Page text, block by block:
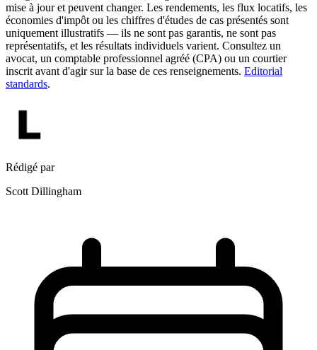
mise à jour et peuvent changer. Les rendements, les flux locatifs, les
économies d'impôt ou les chiffres d'études de cas présentés sont
uniquement illustratifs — ils ne sont pas garantis, ne sont pas
représentatifs, et les résultats individuels varient. Consultez un
avocat, un comptable professionnel agréé (CPA) ou un courtier
inscrit avant d'agir sur la base de ces renseignements. Editorial
standards.
Rédigé par
Scott Dillingham